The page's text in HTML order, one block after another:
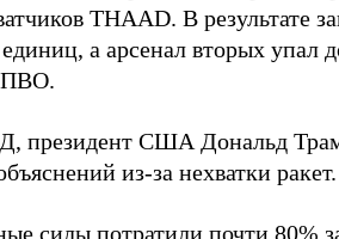
THAAD. В результате
а арсенал вторых упал
ПВО.
президент США Дональд
из-за нехватки ракет.
силы потратили почти 80%